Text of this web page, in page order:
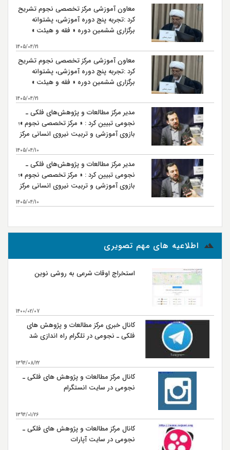
معاون آموزشی مرکز تخصصی نجوم تشریح
کرد :تجربه پنج دوره آموزشی، پشتوانه
برگزاری ششمین دوره « فقه و هیئت »
1405/04/21
معاون آموزشی مرکز تخصصی نجوم تشریح
کرد :تجربه پنج دوره آموزشی، پشتوانه
برگزاری ششمین دوره « فقه و هیئت »
1405/04/21
مدیر مرکز مطالعات و پژوهش‌های فلکی ـ
نجومی تبیین کرد : « مرکز تخصصی نجوم »؛
بازوی آموزشی و تربیت نیروی انسانی مرکز
مطالعات و پژوهش‌های فلکی ـ نجومی
1405/04/10
مدیر مرکز مطالعات و پژوهش‌های فلکی ـ
نجومی تبیین کرد : « مرکز تخصصی نجوم »؛
بازوی آموزشی و تربیت نیروی انسانی مرکز
مطالعات و پژوهش‌های فلکی ـ نجومی
1405/04/10
اطلاعیه های مهم تصویری
استخراج اوقات شرعی به روشی نوین
1400/02/07
کانال خبری مرکز مطالعات و پژوهش های
فلکی ـ نجومی در تلگرام راه اندازی شد
1394/08/22
کانال مرکز مطالعات و پژوهش های فلکی ـ
نجومی در سایت انستگرام
1394/01/26
کانال مرکز مطالعات و پژوهش های فلکی ـ
نجومی در سایت آپارات